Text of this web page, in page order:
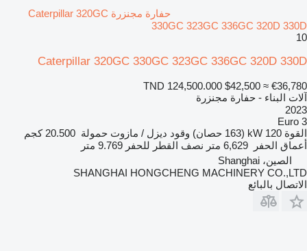
حفارة مجنزرة Caterpillar 320GC
330GC 323GC 336GC 320D 330D
10
Caterpillar 320GC 330GC 323GC 336GC 320D 330D
TND 124,500.000 $42,500 ≈ €36,780
آلات البناء - حفارة مجنزرة
2023
Euro 3
القوة 120 kW (163 حصان) وقود ديزل / مازوت حمولة 20.500 كجم
أعماق الحفر
6,629 متر نصف القطر للحفر 9.769 متر
الصين، Shanghai
SHANGHAI HONGCHENG MACHINERY CO.,LTD
الاتصال بالبائع